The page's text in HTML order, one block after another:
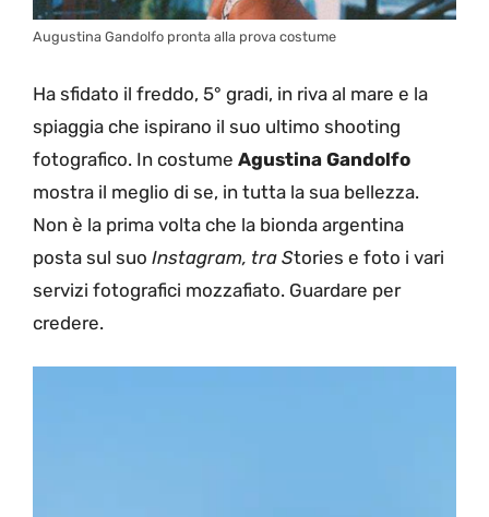
Augustina Gandolfo pronta alla prova costume
Ha sfidato il freddo, 5° gradi, in riva al mare e la
spiaggia che ispirano il suo ultimo shooting
fotografico. In costume Agustina Gandolfo
mostra il meglio di se, in tutta la sua bellezza.
Non è la prima volta che la bionda argentina
posta sul suo Instagram, tra Stories e foto i vari
servizi fotografici mozzafiato. Guardare per
credere.